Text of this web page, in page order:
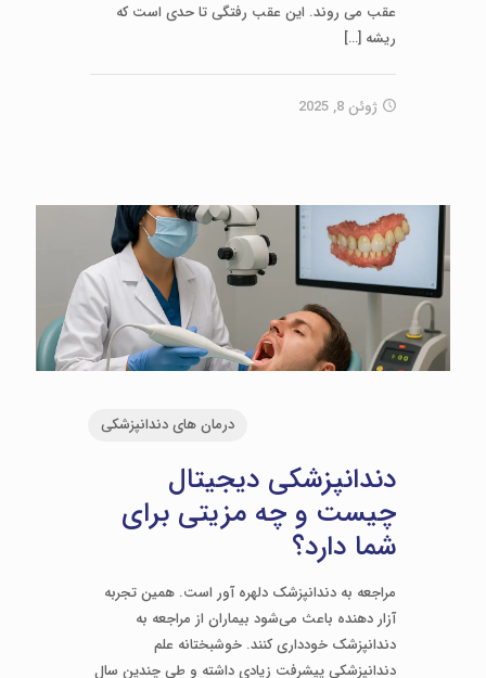
عقب می روند. این عقب رفتگی تا حدی است که
ریشه […]
ژوئن 8, 2025
درمان های دندانپزشکی
دندانپزشکی دیجیتال
چیست و چه مزیتی برای
شما دارد؟
مراجعه به دندانپزشک دلهره آور است. همین تجربه
آزار دهنده باعث می‌شود بیماران از مراجعه به
دندانپزشک خودداری کنند. خوشبختانه علم
دندانپزشکی پیشرفت زیادی داشته و طی چندین سال